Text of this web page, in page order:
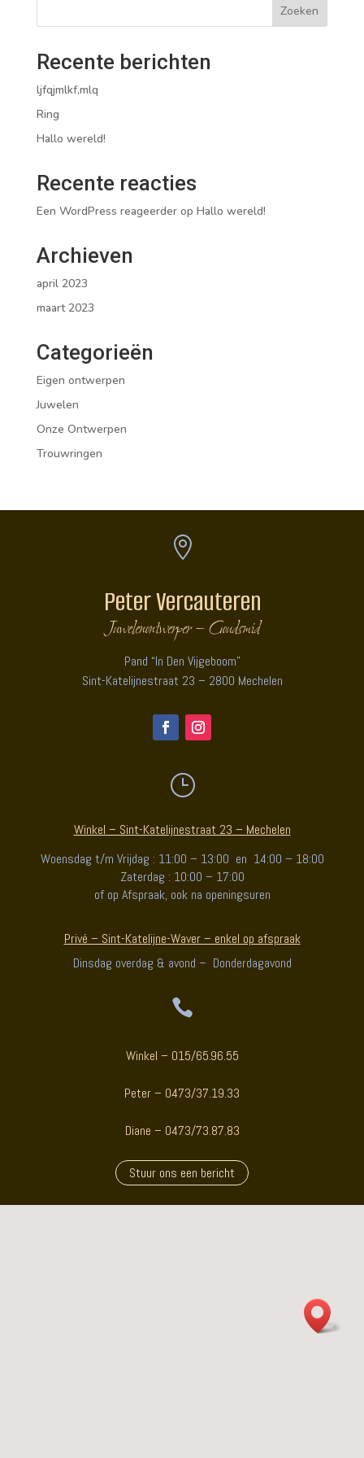
Zoeken
Recente berichten
ljfqjmlkf,mlq
Ring
Hallo wereld!
Recente reacties
Een WordPress reageerderop Hallo wereld!
Archieven
april 2023
maart 2023
Categorieën
Eigen ontwerpen
Juwelen
Onze Ontwerpen
Trouwringen

Peter Vercauteren
Juwelenontwerper – Goudsmid
Pand “In Den Vijgeboom”
Sint-Katelijnestraat 23 – 2800 Mechelen
}
Winkel – Sint-Katelijnestraat 23 – Mechelen
Woensdag t/m Vrijdag : 11:00 – 13:00 en 14:00 – 18:00
Zaterdag : 10:00 – 17:00
of op Afspraak, ook na openingsuren
Privé – Sint-Katelijne-Waver – enkel op afspraak
Dinsdag overdag & avond – Donderdagavond

Winkel – 015/65.96.55
Peter – 0473/37.19.33
Diane – 0473/73.87.83
Stuur ons een bericht